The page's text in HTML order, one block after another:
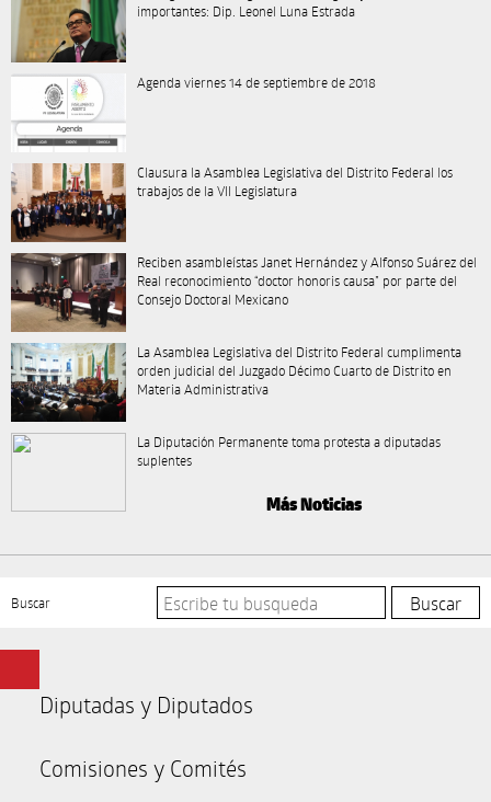
importantes: Dip. Leonel Luna Estrada
Agenda viernes 14 de septiembre de 2018
Clausura la Asamblea Legislativa del Distrito Federal los
trabajos de la VII Legislatura
Reciben asambleístas Janet Hernández y Alfonso Suárez del
Real reconocimiento “doctor honoris causa” por parte del
Consejo Doctoral Mexicano
La Asamblea Legislativa del Distrito Federal cumplimenta
orden judicial del Juzgado Décimo Cuarto de Distrito en
Materia Administrativa
La Diputación Permanente toma protesta a diputadas
suplentes
Más Noticias
Buscar
Diputadas y Diputados
Comisiones y Comités